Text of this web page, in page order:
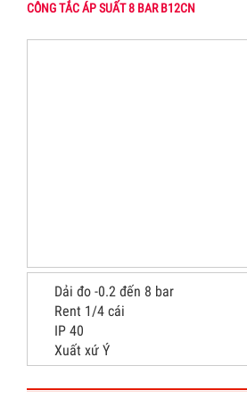
CÔNG TẮC ÁP SUẤT 8 BAR B12CN
Dải đo -0.2 đến 8 bar
Rent 1/4 cái
IP 40
Xuất xứ Ý